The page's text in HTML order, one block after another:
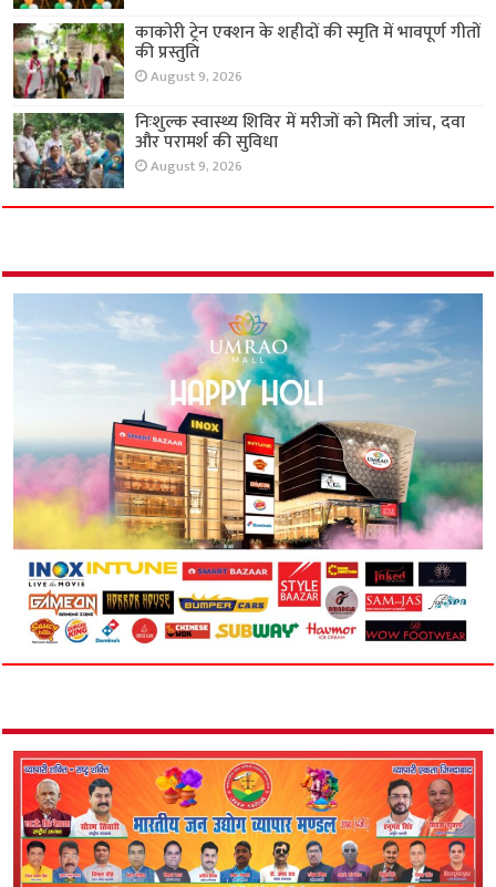
काकोरी ट्रेन एक्शन के शहीदों की स्मृति में भावपूर्ण गीतों
की प्रस्तुति
August 9, 2026
निःशुल्क स्वास्थ्य शिविर में मरीजों को मिली जांच, दवा
और परामर्श की सुविधा
August 9, 2026